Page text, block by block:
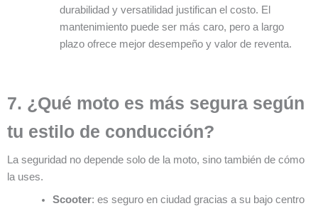
durabilidad y versatilidad justifican el costo. El
mantenimiento puede ser más caro, pero a largo
plazo ofrece mejor desempeño y valor de reventa.
7. ¿Qué moto es más segura según
tu estilo de conducción?
La seguridad no depende solo de la moto, sino también de cómo
la uses.
Scooter: es seguro en ciudad gracias a su bajo centro